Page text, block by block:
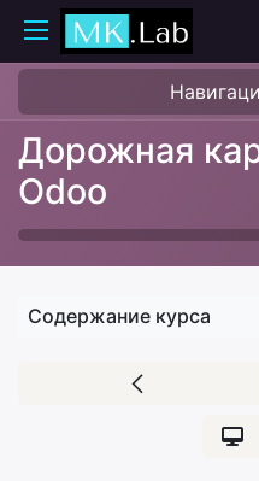
Дорожная
Odoo
Содержание курса